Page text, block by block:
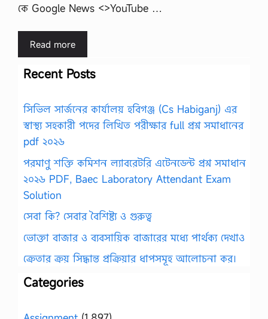
কে Google News <>YouTube …
Read more
Recent Posts
সিভিল সার্জনের কার্যালয় হবিগঞ্জ (Cs Habiganj) এর
স্বাস্থ্য সহকারী পদের লিখিত পরীক্ষার full প্রশ্ন সমাধানের
pdf ২০২৬
পরমাণু শক্তি কমিশন ল্যাবরেটরি এটেনডেন্ট প্রশ্ন সমাধান
২০২৬ PDF, Baec Laboratory Attendant Exam
Solution
সেবা কি? সেবার বৈশিষ্ট্য ও গুরুত্ব
ভোক্তা বাজার ও ব্যবসায়িক বাজারের মধ্যে পার্থক্য দেখাও
ক্রেতার ক্রয় সিদ্ধান্ত প্রক্রিয়ার ধাপসমূহ আলোচনা কর।
Categories